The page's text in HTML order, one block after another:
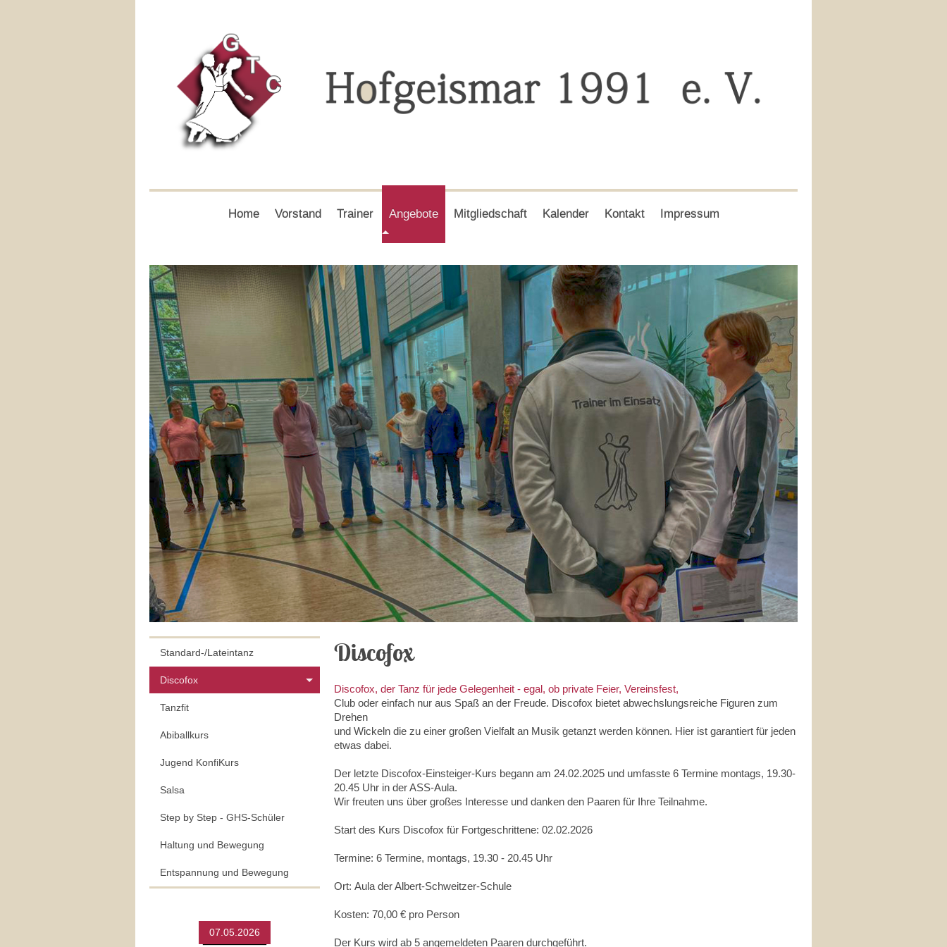
Home Vorstand Trainer Angebote Mitgliedschaft Kalender Kontakt Impressum
Discofox
Discofox, der Tanz für jede Gelegenheit - egal, ob private Feier, Vereinsfest,
Club oder einfach nur aus Spaß an der Freude. Discofox bietet abwechslungsreiche Figuren zum
Drehen
und Wickeln die zu einer großen Vielfalt an Musik getanzt werden können. Hier ist garantiert für jeden
etwas dabei.
Der letzte Discofox-Einsteiger-Kurs begann am 24.02.2025 und umfasste 6 Termine montags, 19.30-
20.45 Uhr in der ASS-Aula.
Wir freuten uns über großes Interesse und danken den Paaren für Ihre Teilnahme.
Start des Kurs Discofox für Fortgeschrittene: 02.02.2026
Termine: 6 Termine, montags, 19.30 - 20.45 Uhr
Ort: Aula der Albert-Schweitzer-Schule
Kosten: 70,00 € pro Person
Der Kurs wird ab 5 angemeldeten Paaren durchgeführt.
Standard-/Lateintanz
Discofox
Tanzfit
Abiballkurs
Jugend KonfiKurs
Salsa
Step by Step - GHS-Schüler
Haltung und Bewegung
Entspannung und Bewegung
07.05.2026